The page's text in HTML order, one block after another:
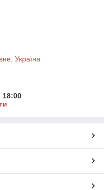
Україна
18:00